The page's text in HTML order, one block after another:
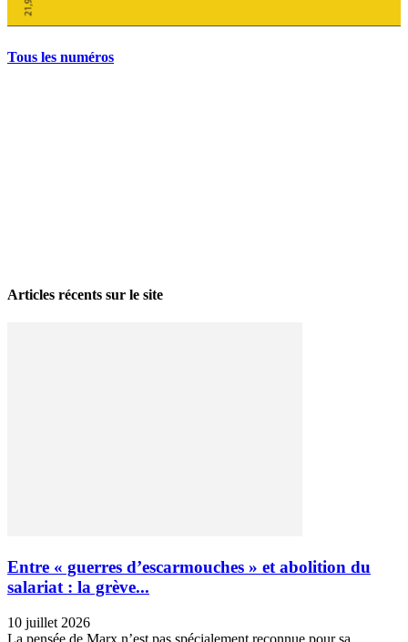
Tous les numéros
Articles récents sur le site
Entre « guerres d’escarmouches » et abolition du
salariat : la grève...
10 juillet 2026
La pensée de Marx n’est pas spécialement reconnue pour sa